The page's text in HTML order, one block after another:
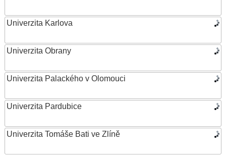
Univerzita Karlova
Univerzita Obrany
Univerzita Palackého v Olomouci
Univerzita Pardubice
Univerzita Tomáše Bati ve Zlíně